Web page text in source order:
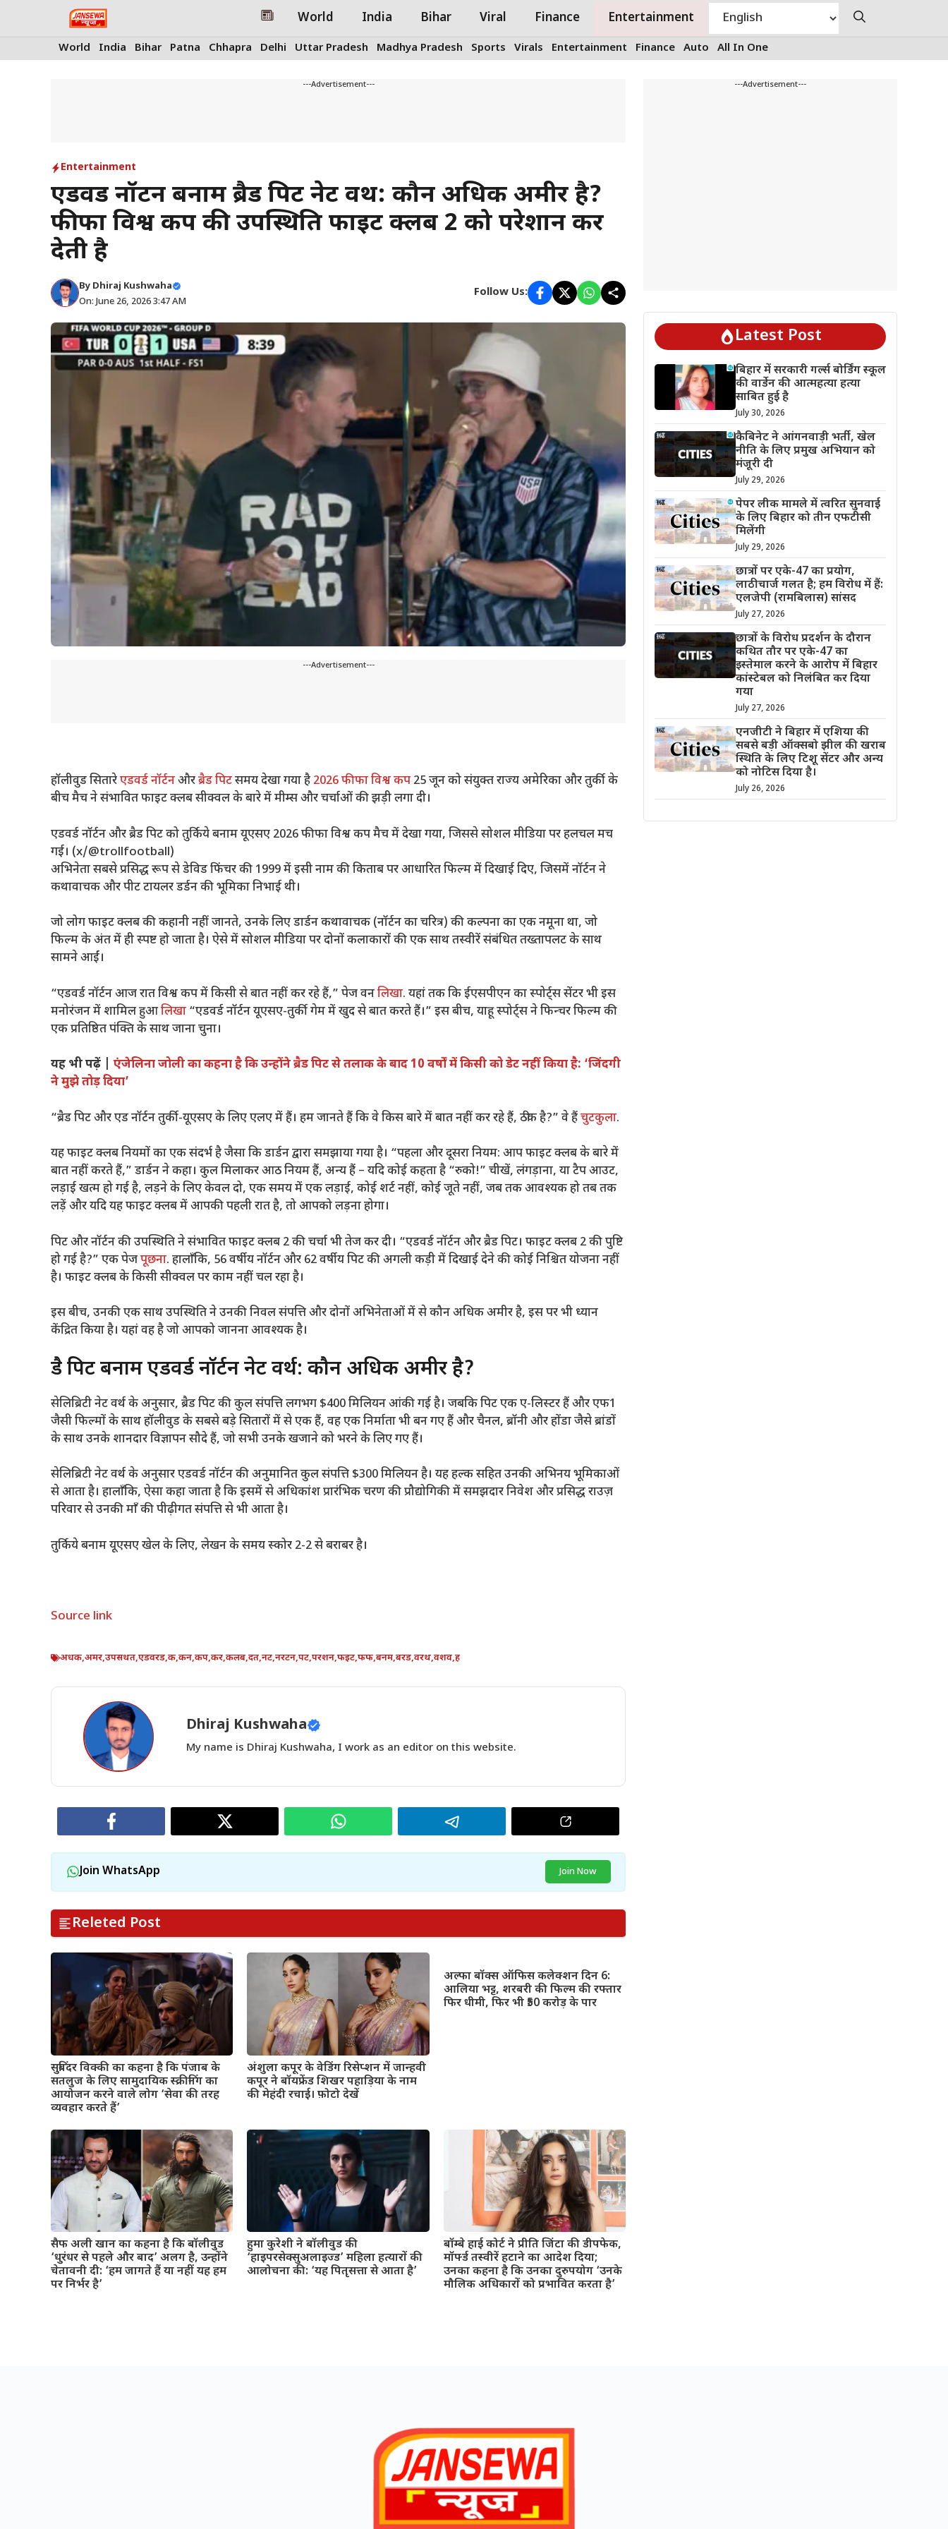
World India Bihar Viral Finance Entertainment
World India Bihar Patna Chhapra Delhi Uttar Pradesh Madhya Pradesh Sports Virals Entertainment Finance Auto All In One
---Advertisement---
Entertainment
एडवर्ड नॉर्टन बनाम ब्रैड पिट नेट वर्थ: कौन अधिक अमीर है?
फीफा विश्व कप की उपस्थिति फाइट क्लब 2 को परेशान कर
देती है
By Dhiraj Kushwaha
On: June 26, 2026 3:47 AM
Follow Us:
---Advertisement---
हॉलीवुड सितारेएडवर्ड नॉर्टनऔरब्रैड पिटसमय देखा गया है 2026 फीफा विश्व कप 25 जून को संयुक्त राज्य अमेरिका और तुर्की के
बीच मैच ने संभावित फाइट क्लब सीक्वल के बारे में मीम्स और चर्चाओं की झड़ी लगा दी।
एडवर्ड नॉर्टन और ब्रैड पिट को तुर्किये बनाम यूएसए 2026 फीफा विश्व कप मैच में देखा गया, जिससे सोशल मीडिया पर हलचल मच
गई। (x/@trollfootball)
अभिनेता सबसे प्रसिद्ध रूप से डेविड फिंचर की 1999 में इसी नाम की किताब पर आधारित फिल्म में दिखाई दिए, जिसमें नॉर्टन ने
कथावाचक और पीट टायलर डर्डन की भूमिका निभाई थी।
जो लोग फाइट क्लब की कहानी नहीं जानते, उनके लिए डार्डन कथावाचक (नॉर्टन का चरित्र) की कल्पना का एक नमूना था, जो
फिल्म के अंत में ही स्पष्ट हो जाता है। ऐसे में सोशल मीडिया पर दोनों कलाकारों की एक साथ तस्वीरें संबंधित तख्तापलट के साथ
सामने आईं।
“एडवर्ड नॉर्टन आज रात विश्व कप में किसी से बात नहीं कर रहे हैं,” पेज वनलिखा. यहां तक ​​कि ईएसपीएन का स्पोर्ट्स सेंटर भी इस
मनोरंजन में शामिल हुआलिखा “एडवर्ड नॉर्टन यूएसए-तुर्की गेम में खुद से बात करते हैं।” इस बीच, याहू स्पोर्ट्स ने फिन्चर फिल्म की
एक प्रतिष्ठित पंक्ति के साथ जाना चुना।
यह भी पढ़ें | एंजेलिना जोली का कहना है कि उन्होंने ब्रैड पिट से तलाक के बाद 10 वर्षों में किसी को डेट नहीं किया है: ‘जिंदगी
ने मुझे तोड़ दिया’
“ब्रैड पिट और एड नॉर्टन तुर्की-यूएसए के लिए एलए में हैं। हम जानते हैं कि वे किस बारे में बात नहीं कर रहे हैं, ठीक है?” वे हैंचुटकुला.
यह फाइट क्लब नियमों का एक संदर्भ है जैसा कि डार्डन द्वारा समझाया गया है। “पहला और दूसरा नियम: आप फाइट क्लब के बारे में
बात नहीं करते हैं,” डार्डन ने कहा। कुल मिलाकर आठ नियम हैं, अन्य हैं – यदि कोई कहता है “रुको!” चीखें, लंगड़ाना, या टैप आउट,
लड़ाई खत्म हो गई है, लड़ने के लिए केवल दो, एक समय में एक लड़ाई, कोई शर्ट नहीं, कोई जूते नहीं, जब तक आवश्यक हो तब तक
लड़ें और यदि यह फाइट क्लब में आपकी पहली रात है, तो आपको लड़ना होगा।
पिट और नॉर्टन की उपस्थिति ने संभावित फाइट क्लब 2 की चर्चा भी तेज कर दी। “एडवर्ड नॉर्टन और ब्रैड पिट। फाइट क्लब 2 की पुष्टि
हो गई है?” एक पेजपूछना. हालाँकि, 56 वर्षीय नॉर्टन और 62 वर्षीय पिट की अगली कड़ी में दिखाई देने की कोई निश्चित योजना नहीं
है। फाइट क्लब के किसी सीक्वल पर काम नहीं चल रहा है।
इस बीच, उनकी एक साथ उपस्थिति ने उनकी निवल संपत्ति और दोनों अभिनेताओं में से कौन अधिक अमीर है, इस पर भी ध्यान
केंद्रित किया है। यहां वह है जो आपको जानना आवश्यक है।
ब्रैड पिट बनाम एडवर्ड नॉर्टन नेट वर्थ: कौन अधिक अमीर है?
सेलिब्रिटी नेट वर्थ के अनुसार, ब्रैड पिट की कुल संपत्ति लगभग $400 मिलियन आंकी गई है। जबकि पिट एक ए-लिस्टर हैं और एफ1
जैसी फिल्मों के साथ हॉलीवुड के सबसे बड़े सितारों में से एक हैं, वह एक निर्माता भी बन गए हैं और चैनल, ब्रॉनी और होंडा जैसे ब्रांडों
के साथ उनके शानदार विज्ञापन सौदे हैं, जो सभी उनके खजाने को भरने के लिए गए हैं।
सेलिब्रिटी नेट वर्थ के अनुसार एडवर्ड नॉर्टन की अनुमानित कुल संपत्ति $300 मिलियन है। यह हल्क सहित उनकी अभिनय भूमिकाओं
से आता है। हालाँकि, ऐसा कहा जाता है कि इसमें से अधिकांश प्रारंभिक चरण की प्रौद्योगिकी में समझदार निवेश और प्रसिद्ध राउज़
परिवार से उनकी माँ की पीढ़ीगत संपत्ति से भी आता है।
तुर्किये बनाम यूएसए खेल के लिए, लेखन के समय स्कोर 2-2 से बराबर है।
Source link
अधक,अमर,उपसथत,एडवरड,क,कन,कप,कर,कलब,दत,नट,नरटन,पट,परशन,फइट,फफ,बनम,बरड,वरथ,वशव,ह
Dhiraj Kushwaha
My name is Dhiraj Kushwaha, I work as an editor on this website.
Join WhatsApp Join Now
Releted Post
सुबिंदर विक्की का कहना है कि पंजाब के
सतलुज के लिए सामुदायिक स्क्रीनिंग का
आयोजन करने वाले लोग ‘सेवा की तरह
व्यवहार करते हैं’
अंशुला कपूर के वेडिंग रिसेप्शन में जान्हवी
कपूर ने बॉयफ्रेंड शिखर पहाड़िया के नाम
की मेहंदी रचाई। फ़ोटो देखें
अल्फा बॉक्स ऑफिस कलेक्शन दिन 6:
आलिया भट्ट, शरबरी की फिल्म की रफ्तार
फिर धीमी, फिर भी ₹50 करोड़ के पार
सैफ अली खान का कहना है कि बॉलीवुड
‘धुरंधर से पहले और बाद’ अलग है, उन्होंने
चेतावनी दी: ‘हम जागते हैं या नहीं यह हम
पर निर्भर है’
हुमा कुरेशी ने बॉलीवुड की
‘हाइपरसेक्सुअलाइज्ड’ महिला हत्यारों की
आलोचना की: ‘यह पितृसत्ता से आता है’
बॉम्बे हाई कोर्ट ने प्रीति जिंटा की डीपफेक,
मॉर्फ्ड तस्वीरें हटाने का आदेश दिया;
उनका कहना है कि उनका दुरुपयोग ‘उनके
मौलिक अधिकारों को प्रभावित करता है’
---Advertisement---
Latest Post
बिहार में सरकारी गर्ल्स बोर्डिंग स्कूल
की वार्डेन की आत्महत्या हत्या
साबित हुई है
July 30, 2026
कैबिनेट ने आंगनवाड़ी भर्ती, खेल
नीति के लिए प्रमुख अभियान को
मंजूरी दी
July 29, 2026
पेपर लीक मामले में त्वरित सुनवाई
के लिए बिहार को तीन एफटीसी
मिलेंगी
July 29, 2026
छात्रों पर एके-47 का प्रयोग,
लाठीचार्ज गलत है; हम विरोध में हैं:
एलजेपी (रामबिलास) सांसद
July 27, 2026
छात्रों के विरोध प्रदर्शन के दौरान
कथित तौर पर एके-47 का
इस्तेमाल करने के आरोप में बिहार
कांस्टेबल को निलंबित कर दिया
गया
July 27, 2026
एनजीटी ने बिहार में एशिया की
सबसे बड़ी ऑक्सबो झील की खराब
स्थिति के लिए टिशू सेंटर और अन्य
को नोटिस दिया है।
July 26, 2026